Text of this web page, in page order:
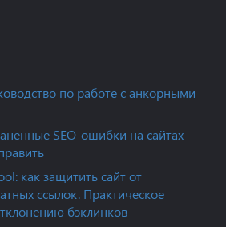
по работе с анкорными
SEO-ошибки на сайтах —
как защитить сайт от
ссылок. Практическое
бэклинков